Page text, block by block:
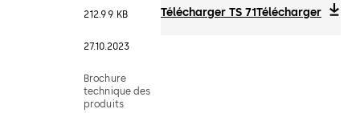
212.99 KB
27.10.2023
Brochure
technique des
produits
Télécharger TS 71Télécharger